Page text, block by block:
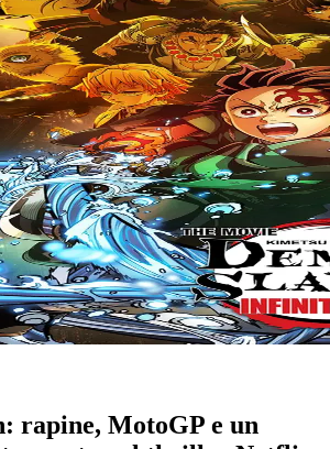
rapine, MotoGP e un